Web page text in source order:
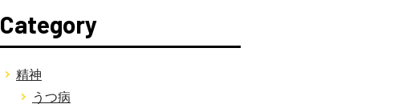
Category
精神
うつ病